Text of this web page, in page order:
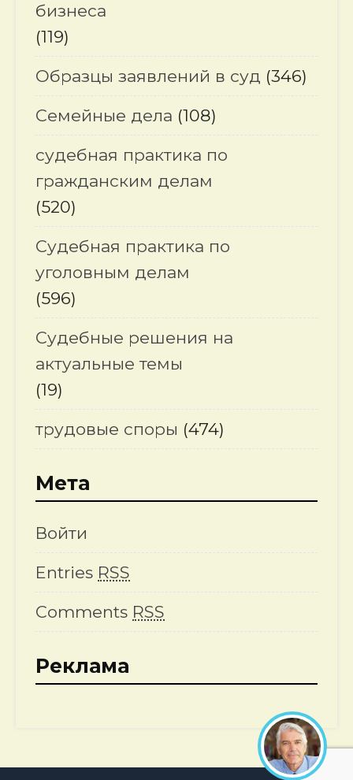
бизнеса
(119)
Образцы заявлений в суд (346)
Семейные дела (108)
судебная практика по
гражданским делам
(520)
Судебная практика по
уголовным делам
(596)
Судебные решения на
актуальные темы
(19)
трудовые споры (474)
Мета
Войти
Entries RSS
Comments RSS
Реклама